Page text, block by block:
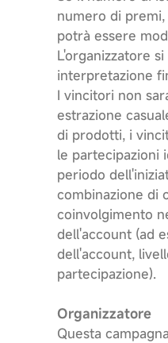
numero di
potrà essere
L'organizzatore
interpretazione
I vincitori non
estrazione
di prodotti, i
le partecipazioni
periodo
combinazione di
coinvolgimento
dell'account (ad
dell'account,
partecipazione).
Organizzatore
Questa